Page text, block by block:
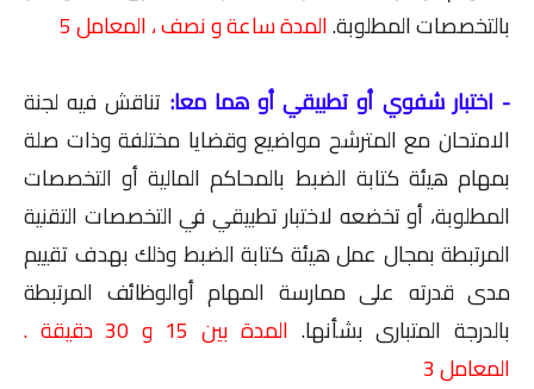
بالتخصصات المطلوبة.المدة ساعة و نصف ، المعامل 5
- اختبار شفوي أو تطبيقي أو هما معا: تناقش فيه لجنة
الامتحان مع المترشح مواضيع وقضايا مختلفة وذات صلة
بمهام هيئة كتابة الضبط بالمحاكم المالية أو التخصصات
المطلوبة، أو تخضعه لاختبار تطبيقي في التخصصات التقنية
المرتبطة بمجال عمل هيئة كتابة الضبط وذلك بهدف تقييم
مدى قدرته على ممارسة المهام أوالوظائف المرتبطة
بالدرجة المتبارى بشأنها.
المدة بين 15 و 30 دقيقة .
المعامل 3